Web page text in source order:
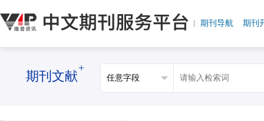
期刊导航 期刊
期刊文献
+